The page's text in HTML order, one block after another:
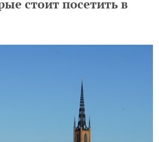
стоит посетить в